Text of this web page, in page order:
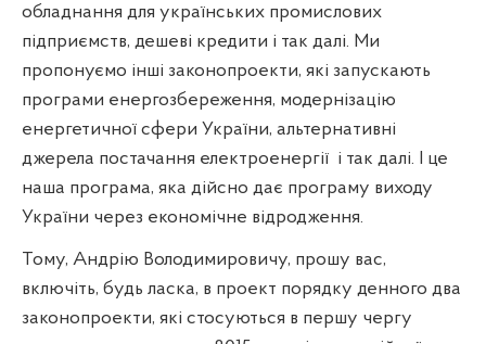
обладнання для українських промислових
підприємств, дешеві кредити і так далі. Ми
пропонуємо інші законопроекти, які запускають
програми енергозбереження, модернізацію
енергетичної сфери України, альтернативні
джерела постачання електроенергії і так далі. І це
наша програма, яка дійсно дає програму виходу
України через економічне відродження.
Тому, Андрію Володимировичу, прошу вас,
включіть, будь ласка, в проект порядку денного два
законопроекти, які стосуються в першу чергу